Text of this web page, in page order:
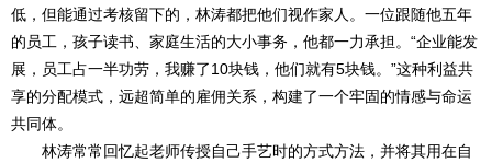
低，但能通过考核留下的，林涛都把他们视作家人。一位跟随他五年
的员工，孩子读书、家庭生活的大小事务，他都一力承担。“企业能发
展，员工占一半功劳，我赚了10块钱，他们就有5块钱。”这种利益共
享的分配模式，远超简单的雇佣关系，构建了一个牢固的情感与命运
共同体。
林涛常常回忆起老师传授自己手艺时的方式方法，并将其用在自